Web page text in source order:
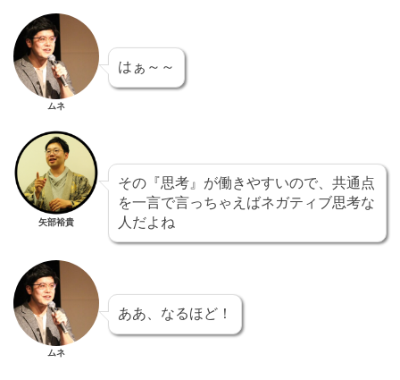
ムネ
はぁ～～
矢部裕貴
その『思考』が働きやすいので、共通点
を一言で言っちゃえばネガティブ思考な
人だよね
ムネ
ああ、なるほど！